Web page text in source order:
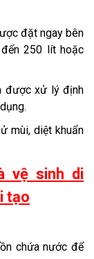
đặt ngay bên
250 lít hoặc
được xử lý định
mùi, diệt khuẩn
vệ sinh di
tạo
chứa nước để